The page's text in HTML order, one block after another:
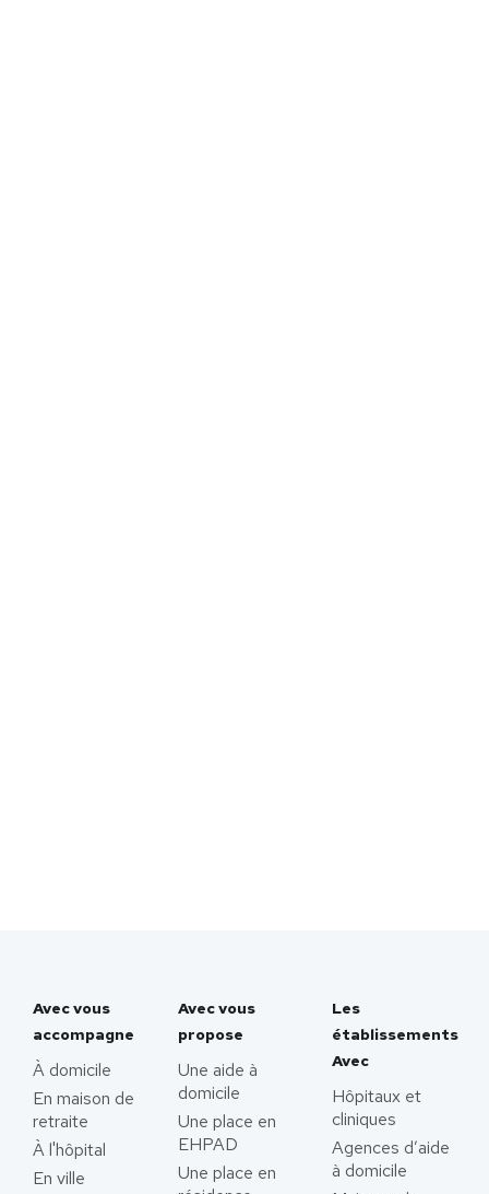
Avec vous
accompagne
À domicile
En maison de
retraite
À l'hôpital
En ville
Avec vous
propose
Une aide à
domicile
Une place en
EHPAD
Une place en
Les
établissements
Avec
Hôpitaux et
cliniques
Agences d’aide
à domicile